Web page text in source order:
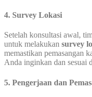
4. Survey Lokasi
Setelah konsultasi awal,
untuk melakukan survey
memastikan pemasangan
Anda inginkan dan sesuai
5. Pengerjaan dan